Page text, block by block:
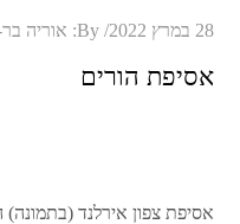
Posted
28 במרץ 2022 By: אוריה
אסיפת הורים
אסיפת צפון אירלנד (בתמונה)